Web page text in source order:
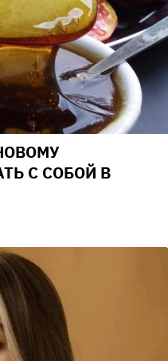
С СОБОЙ В